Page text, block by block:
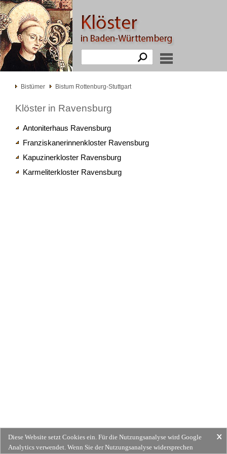
Bistümer Bistum Rottenburg-Stuttgart
Klöster in Ravensburg
Antoniterhaus Ravensburg
Franziskanerinnenkloster Ravensburg
Kapuzinerkloster Ravensburg
Karmeliterkloster Ravensburg
Diese Website setzt Cookies ein. Für die Nutzungsanalyse wird Google
Analytics verwendet. Wenn Sie der Nutzungsanalyse widersprechen